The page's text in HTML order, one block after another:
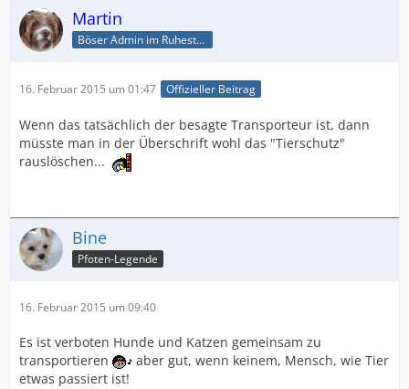
Martin
Böser Admin im Ruhestand
16. Februar 2015 um 01:47 Offizieller Beitrag
Wenn das tatsächlich der besagte Transporteur ist, dann
müsste man in der Überschrift wohl das "Tierschutz"
rauslöschen...
Bine
Pfoten-Legende
16. Februar 2015 um 09:40
Es ist verboten Hunde und Katzen gemeinsam zu
transportieren
aber gut, wenn keinem, Mensch, wie Tier
etwas passiert ist!